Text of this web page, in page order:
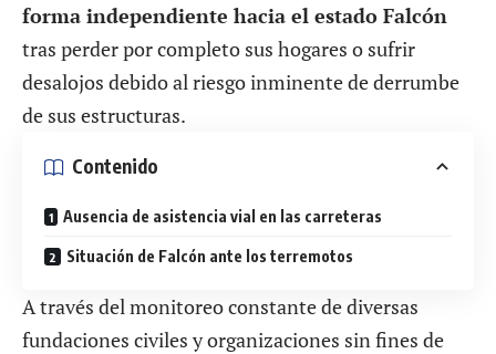
forma independiente hacia el estado Falcón
tras perder por completo sus hogares o sufrir
desalojos debido al riesgo inminente de derrumbe
de sus estructuras.
Contenido
Ausencia de asistencia vial en las carreteras
Situación de Falcón ante los terremotos
A través del monitoreo constante de diversas
fundaciones civiles y organizaciones sin fines de